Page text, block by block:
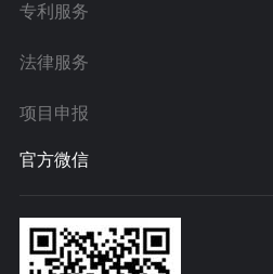
专利服务
法律服务
项目申报
官方微信